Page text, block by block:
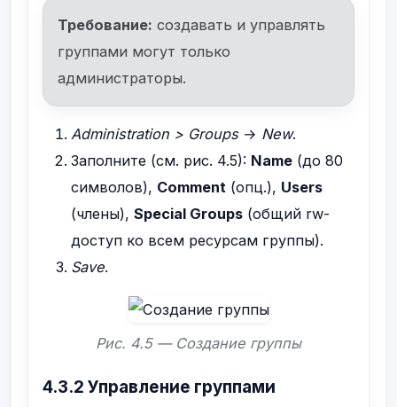
Требование: создавать и управлять
группами могут только
администраторы.
Administration > Groups→ New.
Заполните (см. рис. 4.5): Name (до 80
символов), Comment (опц.), Users
(члены),Special Groups (общий rw-
доступ ко всем ресурсам группы).
Save.
Рис. 4.5 — Создание группы
4.3.2 Управление группами